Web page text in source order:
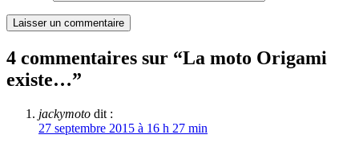
4 commentaires sur “La moto Origami
existe…”
jackymoto dit :
27 septembre 2015 à 16 h 27 min